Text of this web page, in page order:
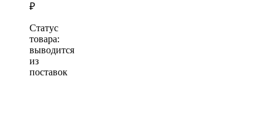
₽
Статус
товара:
выводится
из
поставок